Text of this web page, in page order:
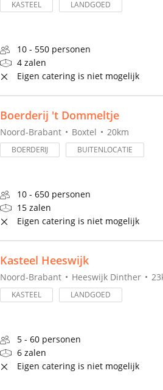
KASTEEL LANDGOED
10 - 550 personen
4 zalen
Eigen catering is niet mogelijk
Boerderij 't Dommeltje
Noord-Brabant Boxtel 20km
BOERDERIJ BUITENLOCATIE
10 - 650 personen
15 zalen
Eigen catering is niet mogelijk
Kasteel Heeswijk
Noord-Brabant Heeswijk Dinther
KASTEEL LANDGOED
5 - 60 personen
6 zalen
Eigen catering is niet mogelijk